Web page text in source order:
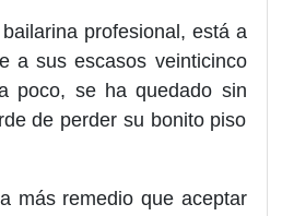
profesional, está a
a sus escasos veinticinco
poco, se ha quedado sin
de perder su bonito piso
más remedio que aceptar